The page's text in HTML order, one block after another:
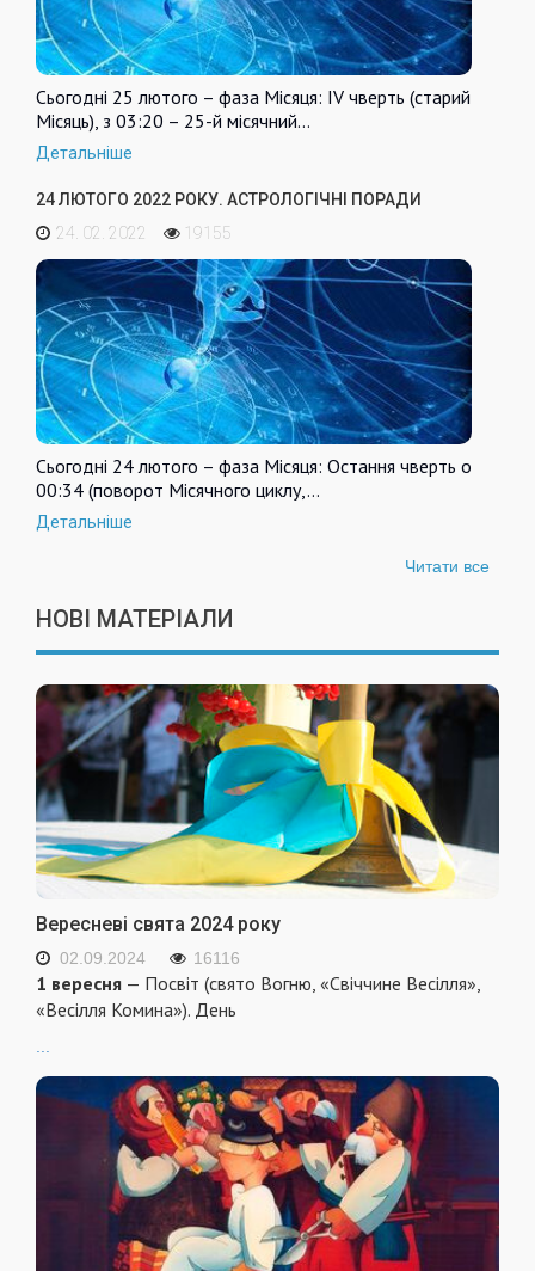
Сьогодні 25 лютого – фаза Місяця: IV чверть (старий
Місяць), з 03:20 – 25-й місячний…
Детальніше
24 ЛЮТОГО 2022 РОКУ. АСТРОЛОГІЧНІ ПОРАДИ
24. 02. 2022
19155
Сьогодні 24 лютого – фаза Місяця: Остання чверть о
00:34 (поворот Місячного циклу,…
Детальніше
Читати все
НОВІ МАТЕРІАЛИ
Вересневі свята 2024 року
02.09.2024 16116
1 вересня — Посвіт (свято Вогню, «Свіччине Весілля»,
«Весілля Комина»). День
...